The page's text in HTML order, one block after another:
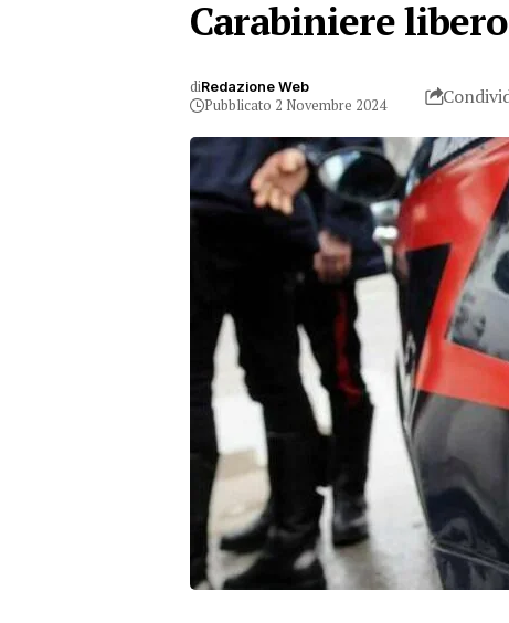
Carabiniere
diRedazione Web
Pubblicato 2 Novembre 2024